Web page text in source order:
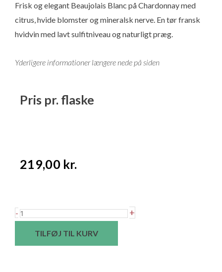
Frisk og elegant Beaujolais Blanc på Chardonnay med
citrus, hvide blomster og mineralsk nerve. En tør fransk
hvidvin med lavt sulfitniveau og naturligt præg.
Yderligere informationer længere nede på siden
Pris pr. flaske
219,00 kr.
- Jean
+
TILFØJ TIL KURV